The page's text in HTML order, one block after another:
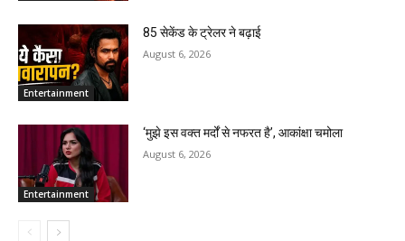
Entertainment
85 सेकेंड के ट्रेलर ने बढ़ाई
August 6, 2026
Entertainment
‘मुझे इस वक्त मर्दों से नफरत है’, आकांक्षा चमोला
August 6, 2026